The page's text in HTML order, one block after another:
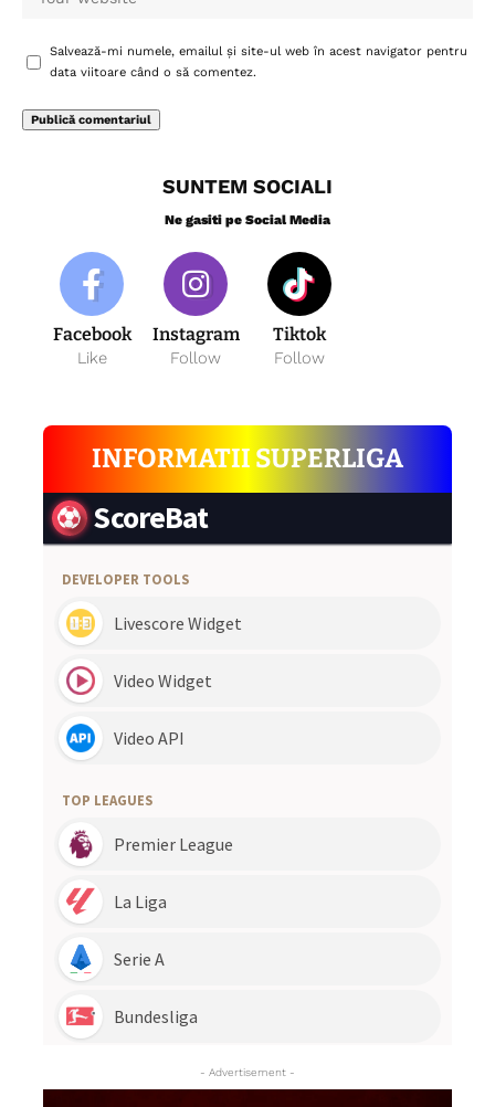
Salvează-mi numele, emailul și site-ul web în acest navigator pentru
data viitoare când o să comentez.
SUNTEM SOCIALI
Ne gasiti pe Social Media
Facebook
Like
Instagram
Follow
Tiktok
Follow
INFORMATII SUPERLIGA
- Advertisement -